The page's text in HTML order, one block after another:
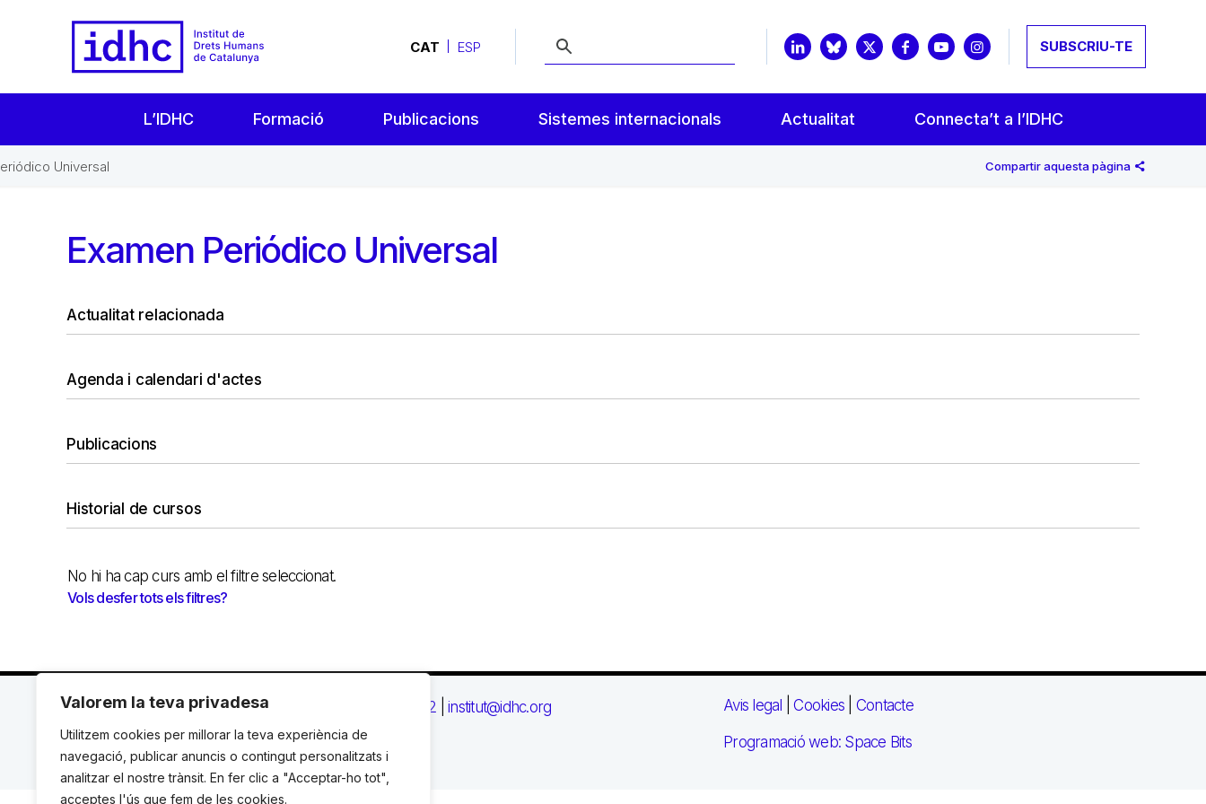
Valorem la teva privadesa
Utilitzem cookies per millorar la teva experiència de
navegació, publicar anuncis o contingut personalitzats i
analitzar el nostre trànsit. En fer clic a "Acceptar-ho tot",
acceptes l'ús que fem de les cookies.
CAT ESP SUBSCRIU-TE
L’IDHC Formació Publicacions Sistemes internacionals Actualitat Connecta’t a l’IDHC
Universal Compartir aquesta pàgina
Examen Periódico Universal
Actualitat relacionada
Agenda i calendari d'actes
Publicacions
Historial de cursos
No hi ha cap curs amb el filtre seleccionat.
Vols desfer tots els filtres?
C. Avinyó 44, 2n | 08002 Barcelona | T.: +34 93 119 03 72 institut@idhc.org
© Institut de Drets Humans de Catalunya.
Avis legal |Cookies Contacte
Programació web: Space Bits